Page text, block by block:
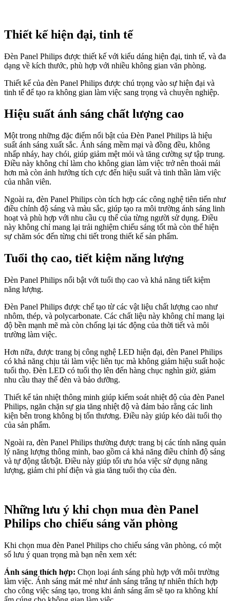
Thiết kế hiện đại, tinh tế
Đèn Panel Philips được thiết kế với kiểu dáng hiện đại, tinh tế, và đa
dạng về kích thước, phù hợp với nhiều không gian văn phòng.
Thiết kế của đèn Panel Philips được chú trọng vào sự hiện đại và
tinh tế để tạo ra không gian làm việc sang trọng và chuyên nghiệp.
Hiệu suất ánh sáng chất lượng cao
Một trong những đặc điểm nổi bật của Đèn Panel Philips là hiệu
suất ánh sáng xuất sắc. Ánh sáng mềm mại và đồng đều, không
nhấp nháy, hay chói, giúp giảm mệt mỏi và tăng cường sự tập trung.
Điều này không chỉ làm cho không gian làm việc trở nên thoải mái
hơn mà còn ảnh hưởng tích cực đến hiệu suất và tinh thần làm việc
của nhân viên.
Ngoài ra, đèn Panel Philips còn tích hợp các công nghệ tiên tiến như
điều chỉnh độ sáng và màu sắc, giúp tạo ra môi trường ánh sáng linh
hoạt và phù hợp với nhu cầu cụ thể của từng người sử dụng. Điều
này không chỉ mang lại trải nghiệm chiếu sáng tốt mà còn thể hiện
sự chăm sóc đến từng chi tiết trong thiết kế sản phẩm.
Tuổi thọ cao, tiết kiệm năng lượng
Đèn Panel Philips nổi bật với tuổi thọ cao và khả năng tiết kiệm
năng lượng.
Đèn Panel Philips được chế tạo từ các vật liệu chất lượng cao như
nhôm, thép, và polycarbonate. Các chất liệu này không chỉ mang lại
độ bền mạnh mẽ mà còn chống lại tác động của thời tiết và môi
trường làm việc.
Hơn nữa, được trang bị công nghệ LED hiện đại, đèn Panel Philips
có khả năng chịu tải làm việc liên tục mà không giảm hiệu suất hoặc
tuổi thọ. Đèn LED có tuổi thọ lên đến hàng chục nghìn giờ, giảm
nhu cầu thay thế đèn và bảo dưỡng.
Thiết kế tản nhiệt thông minh giúp kiểm soát nhiệt độ của đèn Panel
Philips, ngăn chặn sự gia tăng nhiệt độ và đảm bảo rằng các linh
kiện bên trong không bị tổn thương. Điều này giúp kéo dài tuổi thọ
của sản phẩm.
Ngoài ra, đèn Panel Philips thường được trang bị các tính năng quản
lý năng lượng thông minh, bao gồm cả khả năng điều chỉnh độ sáng
và tự động tắt/bật. Điều này giúp tối ưu hóa việc sử dụng năng
lượng, giảm chi phí điện và gia tăng tuổi thọ của đèn.
Những lưu ý khi chọn mua đèn Panel
Philips cho chiếu sáng văn phòng
Khi chọn mua đèn Panel Philips cho chiếu sáng văn phòng, có một
số lưu ý quan trọng mà bạn nên xem xét:
Ánh sáng thích hợp: Chọn loại ánh sáng phù hợp với môi trường
làm việc. Ánh sáng mát mẻ như ánh sáng trắng tự nhiên thích hợp
cho công việc sáng tạo, trong khi ánh sáng ấm sẽ tạo ra không khí